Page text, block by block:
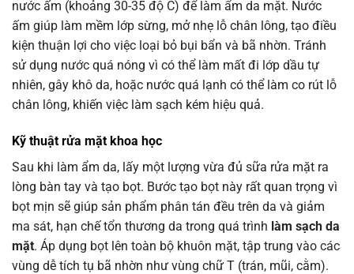
nước ấm (khoảng 30-35 độ C) để làm ẩm da mặt. Nước
ấm giúp làm mềm lớp sừng, mở nhẹ lỗ chân lông, tạo điều
kiện thuận lợi cho việc loại bỏ bụi bẩn và bã nhờn. Tránh
sử dụng nước quá nóng vì có thể làm mất đi lớp dầu tự
nhiên, gây khô da, hoặc nước quá lạnh có thể làm co rút lỗ
chân lông, khiến việc làm sạch kém hiệu quả.
Kỹ thuật rửa mặt khoa học
Sau khi làm ẩm da, lấy một lượng vừa đủ sữa rửa mặt ra
lòng bàn tay và tạo bọt. Bước tạo bọt này rất quan trọng vì
bọt mịn sẽ giúp sản phẩm phân tán đều trên da và giảm
ma sát, hạn chế tổn thương da trong quá trình làm sạch da
mặt. Áp dụng bọt lên toàn bộ khuôn mặt, tập trung vào các
vùng dễ tích tụ bã nhờn như vùng chữ T (trán, mũi, cằm).